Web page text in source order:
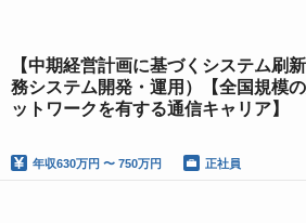
【中期経営計画に基づくシステム刷
務システム開発・運用）【全国規模
ットワークを有する通信キャリア】
年収630万円 〜 750万円 正社員